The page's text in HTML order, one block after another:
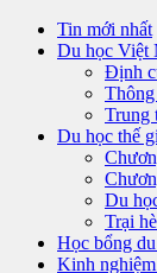
Tin mới nhất
Du học Việt
Định
Trung
Du học thế
Du
Trại
Học bổng
Kinh